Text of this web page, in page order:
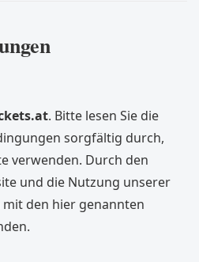
. Bitte lesen Sie die
sorgfältig durch,
verwenden. Durch den
und die Nutzung unserer
den hier genannten